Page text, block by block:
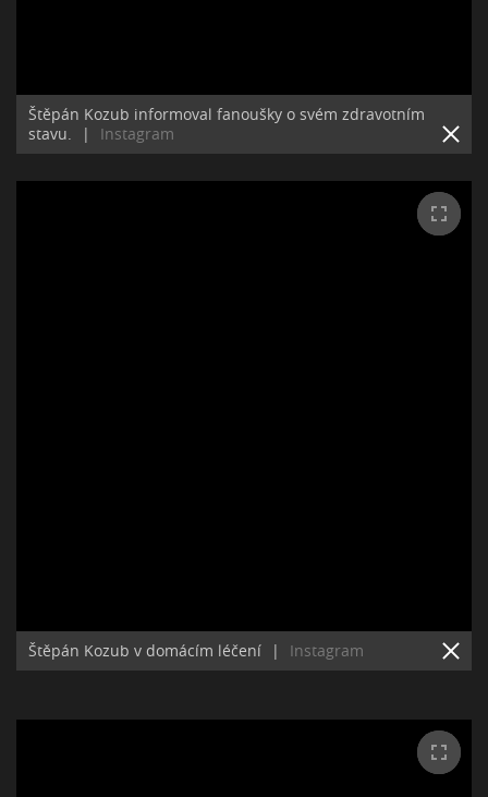
Štěpán Kozub informoval fanoušky o svém zdravotním
stavu.
| Instagram
Štěpán Kozub v domácím léčení | Instagram